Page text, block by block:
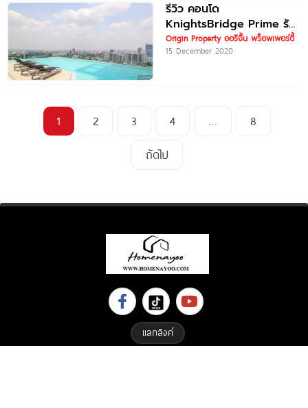
รีวิว คอนโด
KnightsBridge Prime รัช
โยธิน ติด BTS พหลโยธิน 24
เริ่ม
Origin Property ออริจิ้น พร็อพเพอร์ตี้
15 December 2020
1 2 3 4 …
8
ถัดไป
แลกลิงค์